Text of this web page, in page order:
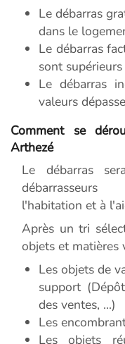
Le débarras
dans le
Le débarras
sont
Le débarras
valeurs
Comment se
Arthezé
Le débarras
l'habitation et à
Après un tri
objets et matières
Les objets de
support
des ventes, ...)
Les
Les objets